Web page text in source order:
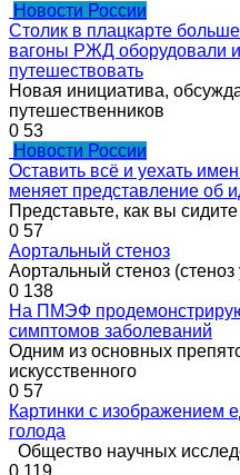
Новости России
Столик в плацкарте
вагоны РЖД оборудовали
путешествовать
Новая инициатива,
путешественников
0 53
Новости России
Оставить всё и уехать
меняет представление об
Представьте, как вы
0 57
Аортальный стеноз
Аортальный стеноз
0 138
На ПМЭФ
симптомов заболеваний
Одним из основных
искусственного
0 57
Картинки с изображением
голода
Общество научных